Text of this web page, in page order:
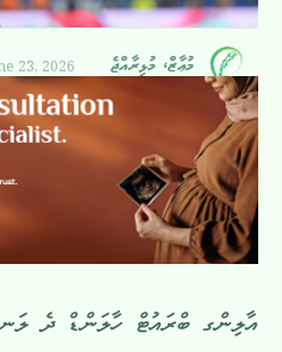
މުޢާޒް، މުޅިރާއްޖެ 23, 2026
އާލިންގ ބްރައުޓް ހާލަންޑް ދެ